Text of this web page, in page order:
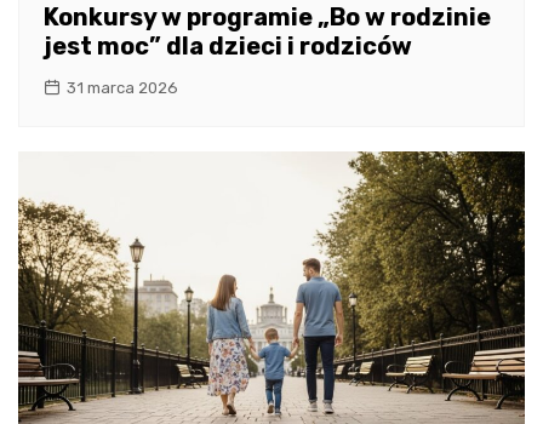
Konkursy w programie „Bo w rodzinie
jest moc” dla dzieci i rodziców
31 marca 2026